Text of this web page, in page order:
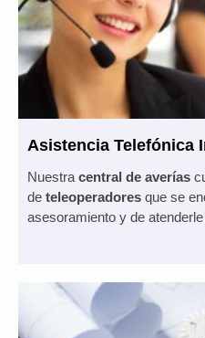
Asistencia Telefónica
Nuestra central de averías
de teleoperadores que se
asesoramiento y de